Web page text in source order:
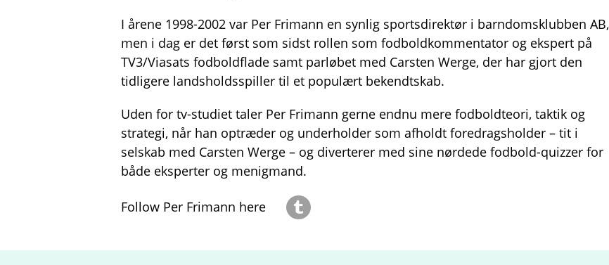
I årene 1998-2002 var Per Frimann en synlig sportsdirektør i barndomsklubben AB,
men i dag er det først som sidst rollen som fodboldkommentator og ekspert på
TV3/Viasats fodboldflade samt parløbet med Carsten Werge, der har gjort den
tidligere landsholdsspiller til et populært bekendtskab.
Uden for tv-studiet taler Per Frimann gerne endnu mere fodboldteori, taktik og
strategi, når han optræder og underholder som afholdt foredragsholder – tit i
selskab med Carsten Werge – og diverterer med sine nørdede fodbold-quizzer for
både eksperter og menigmand.
Follow Per Frimann here